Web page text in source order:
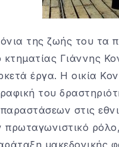
της ζωής του τα
κτηματίας Γιάννης
έργα. Η οικία
του
στις
πρωταγωνιστικό